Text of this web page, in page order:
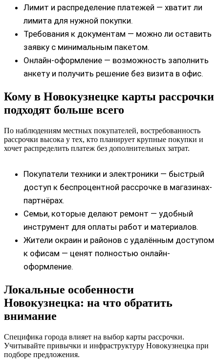
Лимит и распределение платежей — хватит ли
лимита для нужной покупки.
Требования к документам — можно ли оставить
заявку с минимальным пакетом.
Онлайн-оформление — возможность заполнить
анкету и получить решение без визита в офис.
Кому в Новокузнецке карты рассрочки
подходят больше всего
По наблюдениям местных покупателей, востребованность
рассрочки высока у тех, кто планирует крупные покупки и
хочет распределить платеж без дополнительных затрат.
Покупатели техники и электроники — быстрый
доступ к беспроцентной рассрочке в магазинах-
партнёрах.
Семьи, которые делают ремонт — удобный
инструмент для оплаты работ и материалов.
Жители окраин и районов с удалённым доступом
к офисам — ценят полностью онлайн-
оформление.
Локальные особенности
Новокузнецка: на что обратить
внимание
Специфика города влияет на выбор карты рассрочки.
Учитывайте привычки и инфраструктуру Новокузнецка при
подборе предложения.